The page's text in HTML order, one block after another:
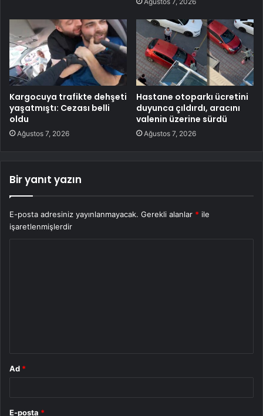
Kargocuya trafikte dehşeti
yaşatmıştı: Cezası belli
oldu
Ağustos 7, 2026
Hastane otoparkı ücretini
duyunca çıldırdı, aracını
valenin üzerine sürdü
Ağustos 7, 2026
Bir yanıt yazın
E-posta adresiniz yayınlanmayacak. Gerekli alanlar * ile
işaretlenmişlerdir
Ad *
E-posta *